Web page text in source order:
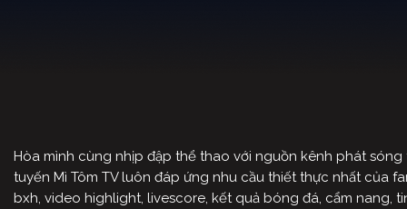
Hòa mình cùng nhịp đập thể thao với nguồn kênh phát
tuyến Mì Tôm TV luôn đáp ứng nhu cầu thiết thực nhất của
bxh, video highlight, livescore, kết quả bóng đá, cẩm nang,